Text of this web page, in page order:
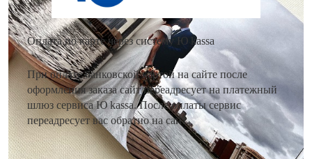
Оплата по карте через систему Ю kassa
При оплате банковской картой на сайте после
оформления заказа сайт переадресует на платежный
шлюз сервиса Ю kassa. После оплаты сервис
переадресует вас обратно на сайт.